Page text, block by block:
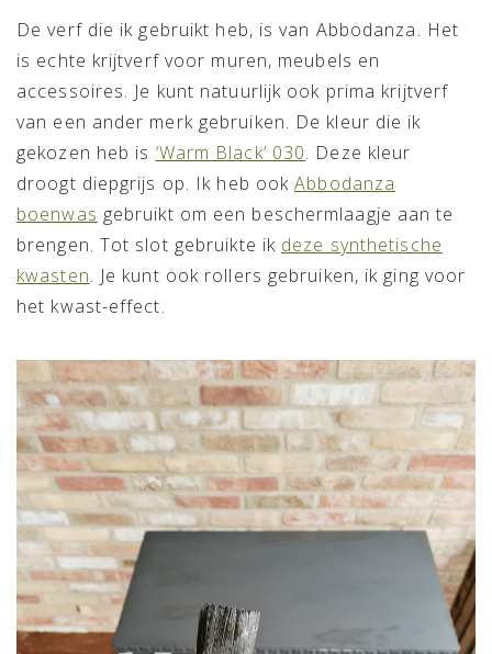
De verf die ik gebruikt heb, is van Abbodanza. Het
is echte krijtverf voor muren, meubels en
accessoires. Je kunt natuurlijk ook prima krijtverf
van een ander merk gebruiken. De kleur die ik
gekozen heb is ‘Warm Black’ 030. Deze kleur
droogt diepgrijs op. Ik heb ookAbbodanza
boenwas gebruikt om een beschermlaagje aan te
brengen. Tot slot gebruikte ik deze synthetische
kwasten. Je kunt ook rollers gebruiken, ik ging voor
het kwast-effect.